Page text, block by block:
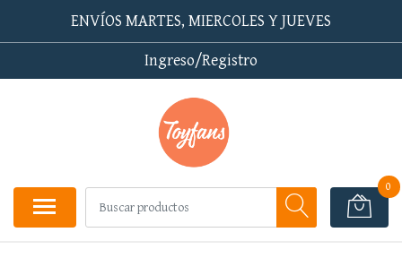
ENVÍOS MARTES, MIERCOLES Y JUEVES
Ingreso/Registro
0